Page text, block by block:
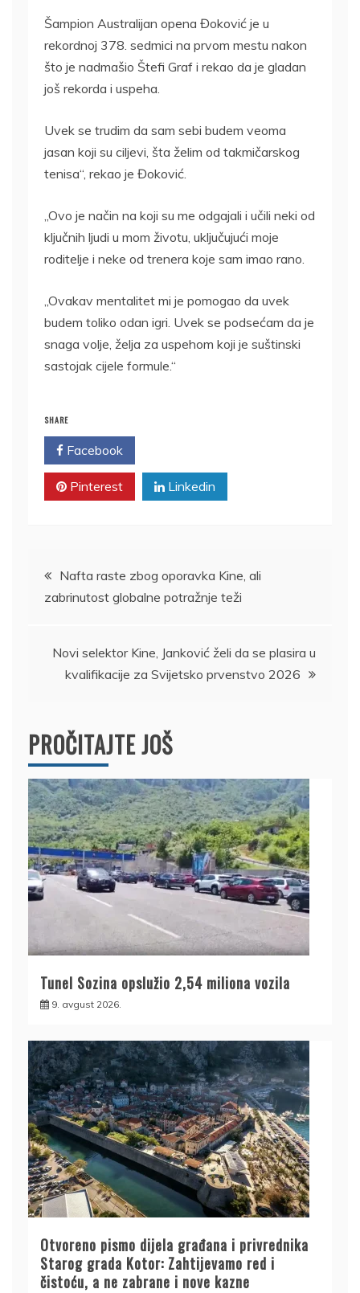
Šampion Australijan opena Đoković je u
rekordnoj 378. sedmici na prvom mestu nakon
što je nadmašio Štefi Graf i rekao da je gladan
još rekorda i uspeha.
Uvek se trudim da sam sebi budem veoma
jasan koji su ciljevi, šta želim od takmičarskog
tenisa“, rekao je Đoković.
„Ovo je način na koji su me odgajali i učili neki od
ključnih ljudi u mom životu, uključujući moje
roditelje i neke od trenera koje sam imao rano.
„Ovakav mentalitet mi je pomogao da uvek
budem toliko odan igri. Uvek se podsećam da je
snaga volje, želja za uspehom koji je suštinski
sastojak cijele formule.“
SHARE
Facebook
Pinterest Linkedin
Kretanje
članka
Nafta raste zbog oporavka Kine, ali
zabrinutost globalne potražnje teži
Novi selektor Kine, Janković želi da se plasira u
kvalifikacije za Svijetsko prvenstvo 2026
PROČITAJTE JOŠ
Tunel Sozina opslužio 2,54 miliona vozila
9. avgust 2026.
Otvoreno pismo dijela građana i privrednika
Starog grada Kotor: Zahtijevamo red i
čistoću, a ne zabrane i nove kazne